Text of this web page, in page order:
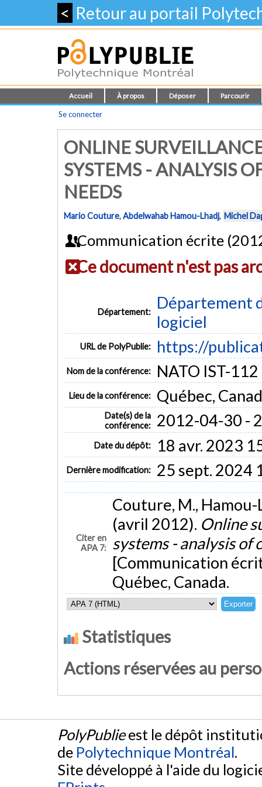
< Retour au portail
Accueil À propos Déposer Parcourir
Se connecter
ONLINE
SYSTEMS - ANALYSIS
NEEDS
Mario Couture,Abdelwahab Hamou-Lhadj, Michel
Communication écrite
Ce document n'est pas
Département:
Département
logiciel
URL de PolyPublie: https://
Nom de la conférence: NATO IST-
Lieu de la conférence: Québec,
Date(s) de la
conférence:
2012-04-30 -
Date du dépôt: 18 avr. 2023
Dernière modification: 25 sept. 2024
Citer en
APA 7:
Couture, M., Hamou-
(avril 2012). Online
systems - analysis of
[Communication
Québec, Canada.
Statistiques
Actions réservées au
PolyPublieest le dépôt
de Polytechnique Montréal.
Site développé à l'aide du